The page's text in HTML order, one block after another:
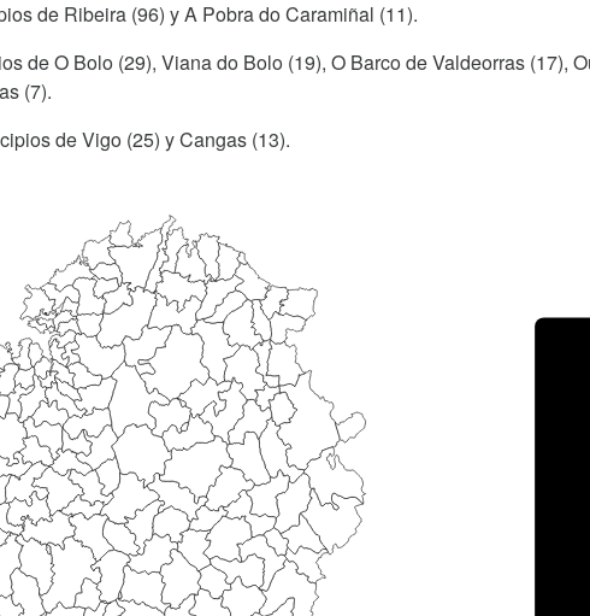
de Ribeira (96) y A Pobra do Caramiñal (11).
de O Bolo (29), Viana do Bolo (19), O Barco de Valdeorras (17),
(7).
de Vigo (25) y Cangas (13).